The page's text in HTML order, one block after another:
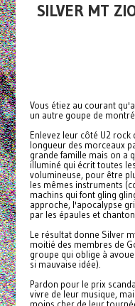
SILVER MT
Vous étiez au courant
un autre goupe de
Enlevez leur côté U2
longueur des morceaux
grande famille mais on a
illuminé qui écrit toutes
volumineuse, pour être
les mêmes instruments
machins qui font gling
approche, l'apocalypse
par les épaules et
Le résultat donne Silver
moitié des membres de
groupe qui oblige à
si mauvaise idée).
Pardon pour le prix
vivre de leur musique,